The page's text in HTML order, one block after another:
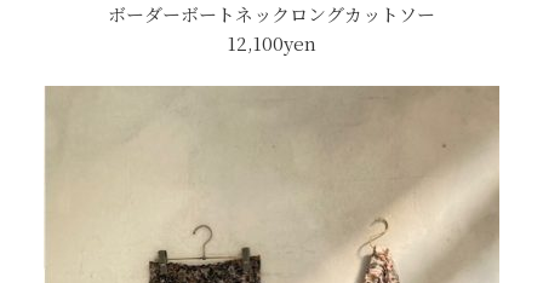
ボーダーボートネックロングカットソー
12,100yen